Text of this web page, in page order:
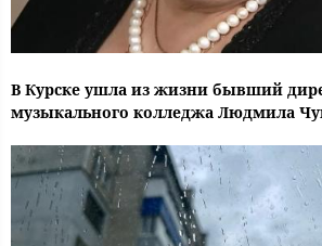
В Курске ушла из жизни бывший
музыкального колледжа Людмила